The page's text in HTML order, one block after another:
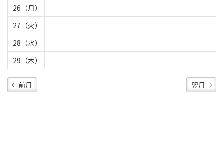
26（月）
27（火）
28（水）
29（木）
前月 翌月